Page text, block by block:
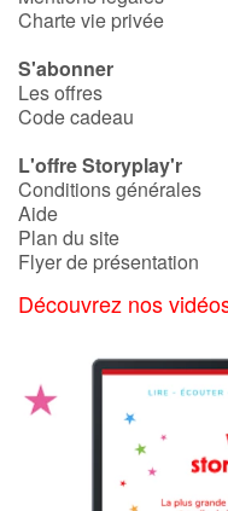
Documentaires
En famille
Quotidien et loisirs
À l'école
Fêtes et évènements
Amour et amitié
Sujets de société
Émotions et sentiments
Charte vie privée
S'abonner
Les offres
Code cadeau
L'offre Storyplay'r
Conditions générales
Aide
Plan du site
Flyer de présentation
Découvrez nos